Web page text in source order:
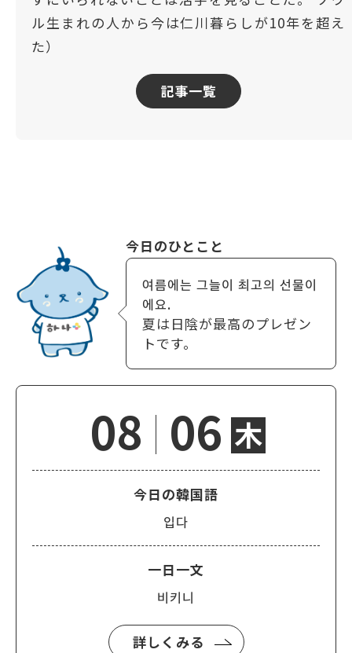
ル生まれの人から今は仁川暮らしが10年を超え
た）
記事一覧
今日のひとこと
여름에는 그늘이 최고의 선물이
에요.
夏は日陰が最高のプレゼン
トです。
08 06 木
今日の韓国語
입다
一日一文
비키니
詳しくみる